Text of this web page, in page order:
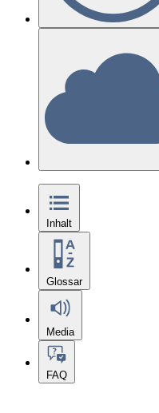
Inhalt
Glossar
Media
FAQ